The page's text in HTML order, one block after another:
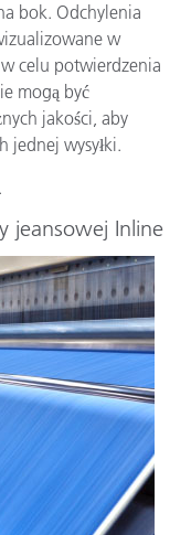
bok. Odchylenia
w
celu potwierdzenia
mogą być
jakości, aby
jednej wysyłki.
.
jeansowej Inline